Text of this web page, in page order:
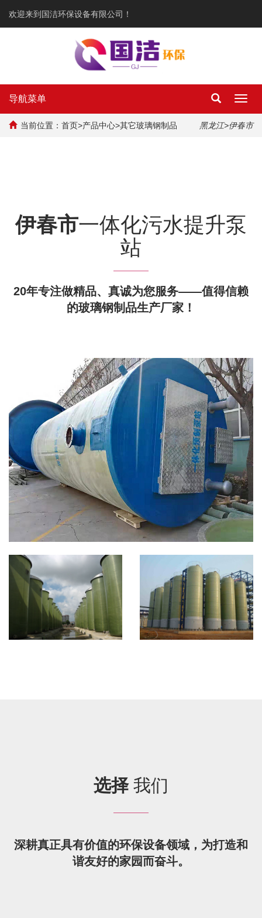
欢迎来到国洁环保设备有限公司！
导航菜单
当前位置： 首页>产品中心>其它玻璃钢制品 黑龙江>伊春市
伊春市一体化污水提升泵
站
20年专注做精品、真诚为您服务——值得信赖
的玻璃钢制品生产厂家！
选择我们
深耕真正具有价值的环保设备领域，为打造和
谐友好的家园而奋斗。